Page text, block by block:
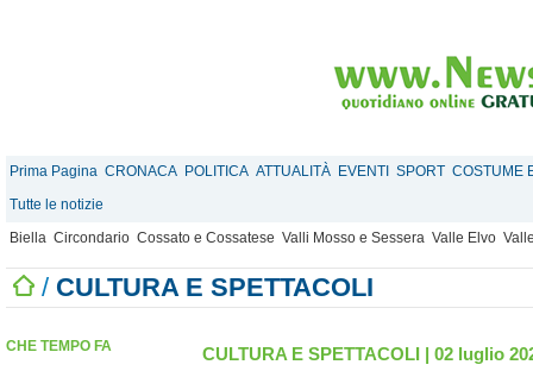
Prima Pagina CRONACA POLITICA ATTUALITÀ EVENTI SPORT COSTUME
Tutte le notizie
Biella Circondario Cossato e Cossatese Valli Mosso e Sessera Valle Elvo
/ CULTURA E SPETTACOLI
CHE TEMPO FA CULTURA E SPETTACOLI | 02 luglio